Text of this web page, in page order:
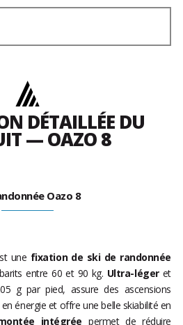
DÉTAILLÉE DU
— OAZO 8
Oazo 8
une fixation de ski de randonnée
entre 60 et 90 kg. Ultra-légeret
g par pied, assure des ascensions
énergie et offre une belle skiabilité en
intégrée permet de réduire